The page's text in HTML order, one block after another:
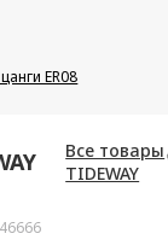
ER08
Все товары
TIDEWAY